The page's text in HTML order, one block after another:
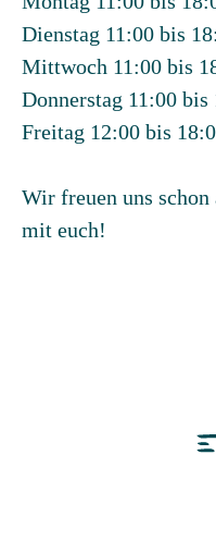
Dienstag 11:00 bis
Mittwoch 11:00 bis
Donnerstag 11:00
Freitag 12:00 bis
Wir freuen uns
mit euch!